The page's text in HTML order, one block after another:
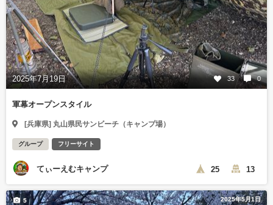
2025年7月19日 33 0
軍幕オープンスタイル
[兵庫県] 丸山県民サンビーチ（キャンプ場）
グループ フリーサイト
てぃーえむキャンプ 25 13
2025年5月1日
5